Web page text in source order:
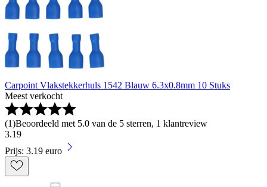
Carpoint Vlakstekkerhuls 1542 Blauw 6.3x0.8mm 10 Stuks
Meest verkocht
(1)Beoordeeld met 5.0 van de 5 sterren, 1 klantreview
3.19
Prijs: 3.19 euro